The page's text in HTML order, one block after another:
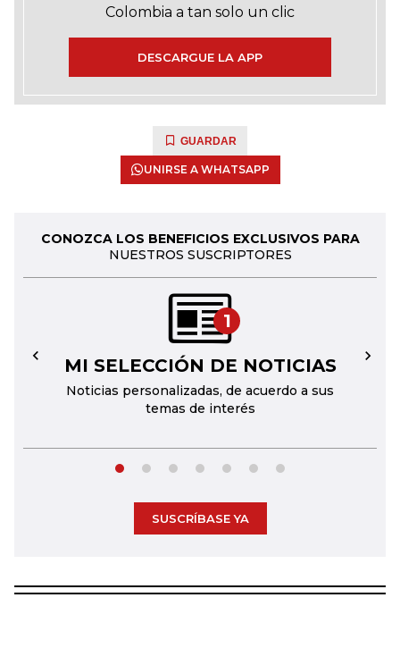
Colombia a tan solo un clic
DESCARGUE LA APP
GUARDAR
UNIRSE A WHATSAPP
CONOZCA LOS BENEFICIOS EXCLUSIVOS PARA
NUESTROS SUSCRIPTORES
1
MI SELECCIÓN DE NOTICIAS
Noticias personalizadas, de acuerdo a sus
temas de interés
← →
SUSCRÍBASE YA